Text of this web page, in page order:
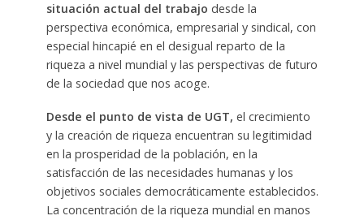
situación actual del trabajo desde la
perspectiva económica, empresarial y sindical, con
especial hincapié en el desigual reparto de la
riqueza a nivel mundial y las perspectivas de futuro
de la sociedad que nos acoge.
Desde el punto de vista de UGT, el crecimiento
y la creación de riqueza encuentran su legitimidad
en la prosperidad de la población, en la
satisfacción de las necesidades humanas y los
objetivos sociales democráticamente establecidos.
La concentración de la riqueza mundial en manos